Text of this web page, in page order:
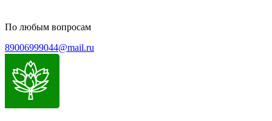
По любым вопросам
89006999044@mail.ru